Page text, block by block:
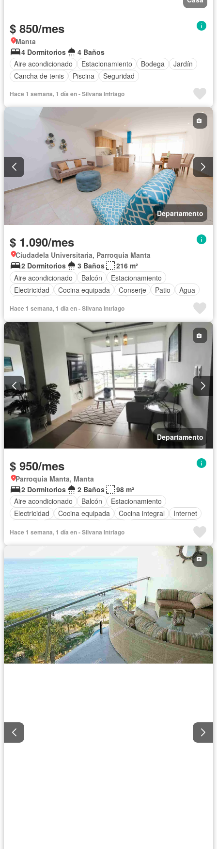
$ 850/mes
Manta
4 Dormitorios
4 Baños
Aire acondicionado
Estacionamiento Bodega
Jardín
Cancha de tenis
Piscina Seguridad
Hace 1 semana, 1 día en - Silvana Intriago
Departamento
$ 1.090/mes
Ciudadela Universitaria, Parroquia Manta
2 Dormitorios
3 Baños
216 m²
Aire acondicionado
Balcón
Estacionamiento
Electricidad
Cocina equipada Conserje Patio
Agua
Hace 1 semana, 1 día en - Silvana Intriago
Departamento
$ 950/mes
Parroquia Manta, Manta
2 Dormitorios
2 Baños
98 m²
Aire acondicionado
Balcón
Estacionamiento
Electricidad
Cocina equipada Cocina integral
Internet
Garita de guardianía
Gimnasio
Ascensor Seguridad
Hace 1 semana, 1 día en - Silvana Intriago